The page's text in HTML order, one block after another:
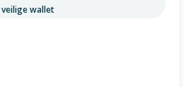
veilige wallet